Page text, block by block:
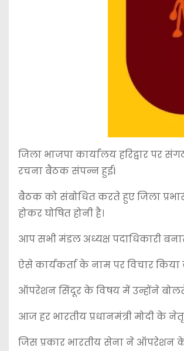
जिला भाजपा कार्यालय हरिद्वार पर
रचना बैठक संपन्न हुईl
बैठक को संबोधित करते हुए जिला
होकर घोषित होनी है।
आप सभी मंडल अध्यक्ष पदाधिकारी
ऐसे कार्यकर्ता के नाम पर विचार
ऑपरेशन सिंदूर के विषय में उन्होंने बोलते
आज हर भारतीय प्रधानमंत्री मोदी के
जिस प्रकार भारतीय सेना ने